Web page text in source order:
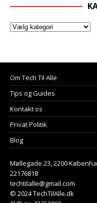
Om Tech Til Alle
Tips og Guides
Kontakt os
Privat Politik
Blog
Møllegade 23, 2200
22176818
techtilalle@gmail.com
© 2024 TechTilAlle.dk